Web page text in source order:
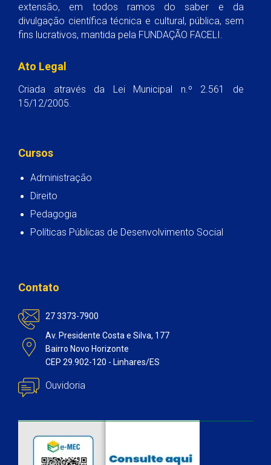
extensão, em todos ramos do saber e da
divulgação científica técnica e cultural, pública, sem
fins lucrativos, mantida pela FUNDAÇÃO FACELI.
Ato Legal
Criada através da Lei Municipal n.º 2.561 de
15/12/2005.
Cursos
Administração
Direito
Pedagogia
Políticas Públicas de Desenvolvimento Social
Contato
27 3373-7900
Av. Presidente Costa e Silva, 177
Bairro Novo Horizonte
CEP 29.902-120 - Linhares/ES
Ouvidoria